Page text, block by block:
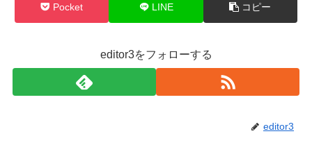
Pocket LINE コピー
editor3をフォローする
editor3